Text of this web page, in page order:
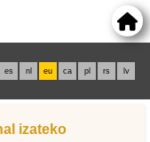
es nl eu ca pl rs lv
izateko